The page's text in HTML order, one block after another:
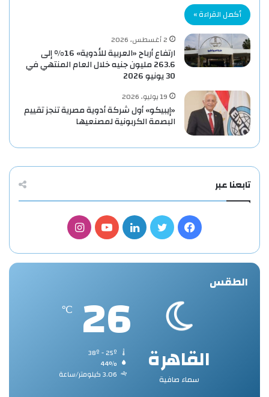
أكمل القراءة »
2 أغسطس، 2026
ارتفاع أرباح «العربية للأدوية» 16% إلى
263.6 مليون جنيه خلال العام المنتهي في
30 يونيو 2026
19 يوليو، 2026
«إيبيكو» أول شركة أدوية مصرية تنجز تقييم
البصمة الكربونية لمصنعيها
تابعنا عبر
فيسبوك
تويتر لينكدإنيوتيوبانستقرام
الطقس
القاهرة
سماء صافية
26
℃
44%
3.06 كيلومتر/ساعة